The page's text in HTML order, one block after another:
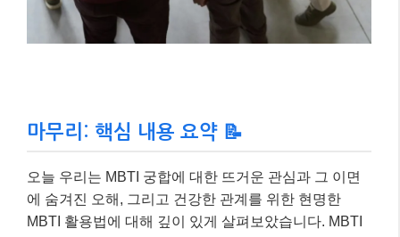
는 분명 자신과 타인을 이해하는 데 흥미롭고 유용한 도
구입니다. 하지만 이를 맹신하여 타인을 판단하거나 관
로를 이해하려는 꾸준한 노력과 열린 소통을 통해 성장
하고 존중하며, 더 풍요로운 관계를 만들어나가시길 바
랍니다. 더 궁금한 점이 있다면 댓글로 물어봐주세요~
😊